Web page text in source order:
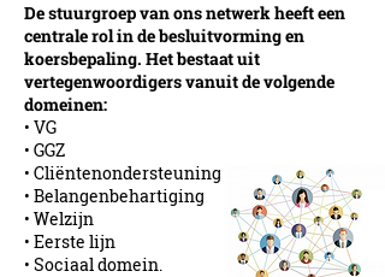
De stuurgroep van ons netwerk heeft een
centrale rol in de besluitvorming en
koersbepaling. Het bestaat uit
vertegenwoordigers vanuit de volgende
domeinen:
• VG
• GGZ
• Cliëntenondersteuning
• Belangenbehartiging
• Welzijn
• Eerste lijn
• Sociaal domein.